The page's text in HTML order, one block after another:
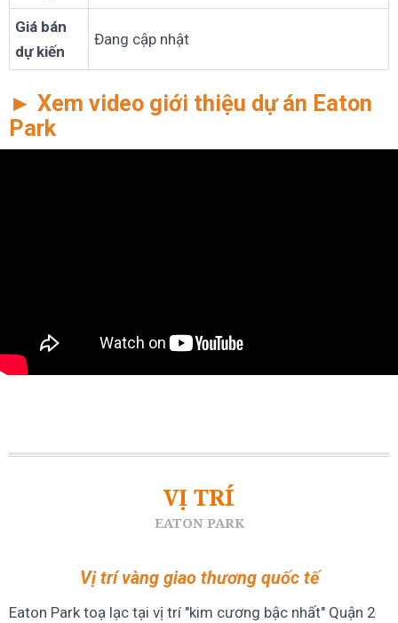
Giá bán
dự kiến
Đang cập nhật
► Xem video giới thiệu dự án Eaton
Park
VỊ TRÍ
EATON PARK
Vị trí vàng giao thương quốc tế
Eaton Park toạ lạc tại vị trí "kim cương bậc nhất" Quận 2